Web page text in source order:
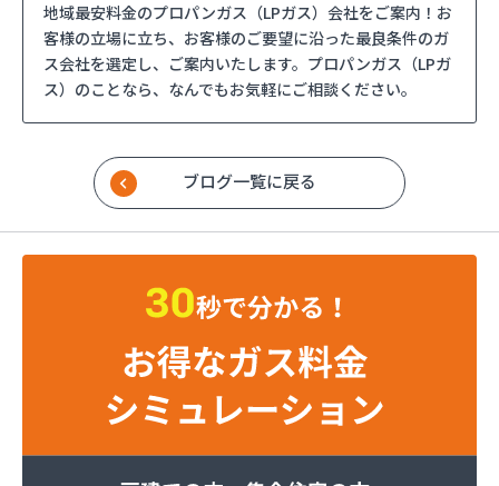
地域最安料金のプロパンガス（LPガス）会社をご案内！お
客様の立場に立ち、お客様のご要望に沿った最良条件のガ
ス会社を選定し、ご案内いたします。プロパンガス（LPガ
ス）のことなら、なんでもお気軽にご相談ください。
ブログ一覧に戻る